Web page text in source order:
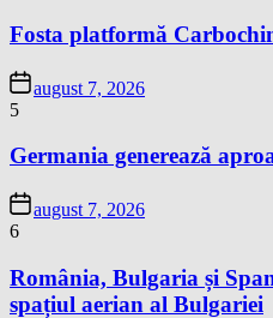
Fosta platformă
august 7, 2026
5
Germania generează
august 7, 2026
6
România, Bulgaria și
spațiul aerian al Bulgariei